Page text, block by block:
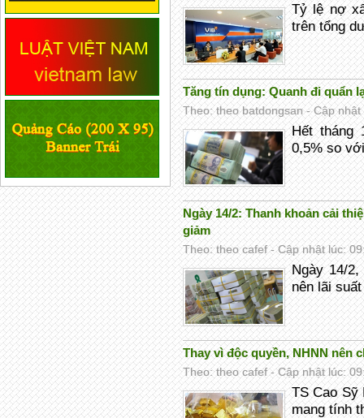
Tỷ lệ nợ
trên tổng
Tăng tín dụng: Quanh đi quẩn
Theo: theo batdongsan - Cập
Hết tháng
0,5% so
Ngày 14/2: Thanh khoản cải
giảm
Theo: theo cafef - Cập nhật lúc:
Ngày 14/
nên lãi
Thay vì độc quyền, NHNN nên
Theo: theo cafef - Cập nhật lúc:
TS Cao Sỹ
mang tính